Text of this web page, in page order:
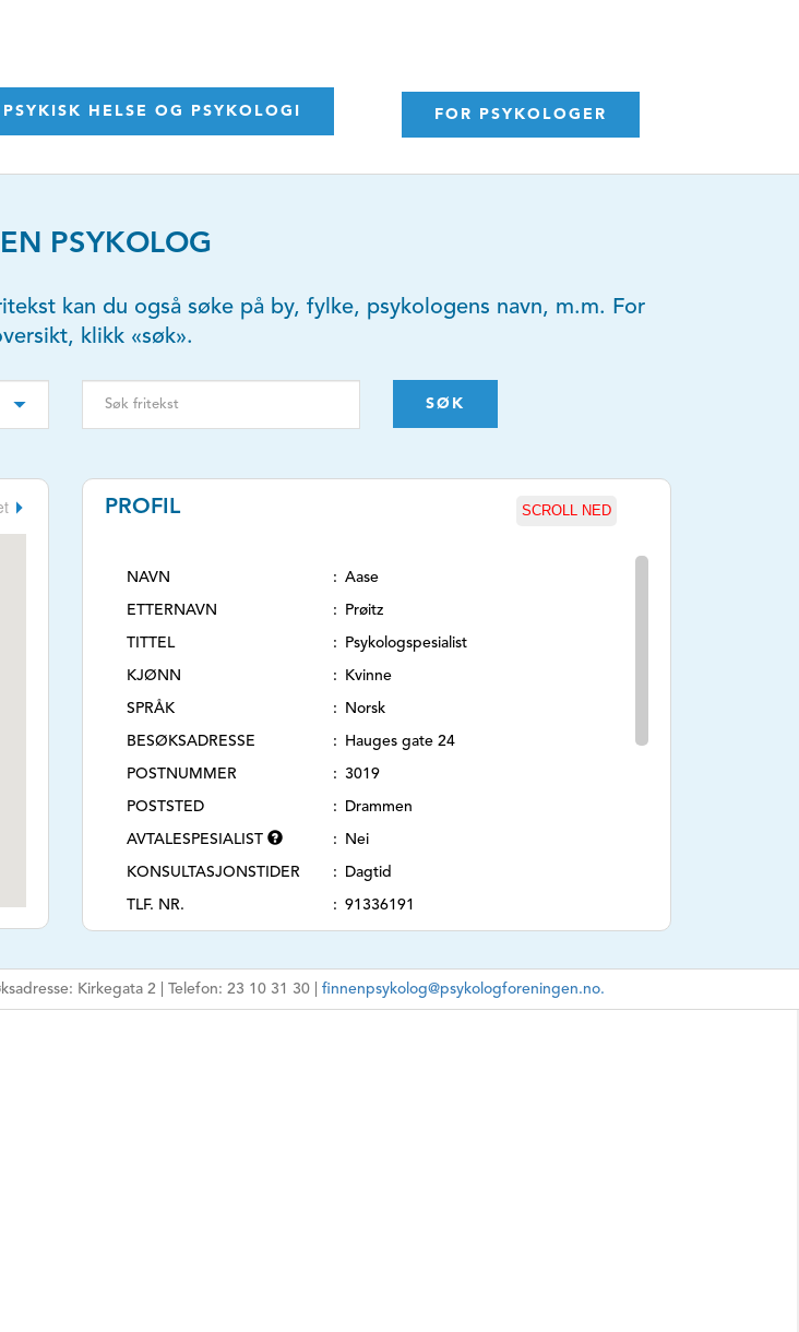
HELSE OG PSYKOLOGI FOR PSYKOLOGER
PSYKOLOG
kan du også søke på by, fylke, psykologens navn, m.m. For
klikk «søk».
SØK
PROFIL SCROLL NED
NAVN Aase
ETTERNAVN Prøitz
TITTEL Psykologspesialist
KJØNN Kvinne
SPRÅK Norsk
BESØKSADRESSE Hauges gate 24
POSTNUMMER 3019
POSTSTED Drammen
AVTALESPESIALIST Nei
KONSULTASJONSTIDER Dagtid
TLF. NR. 91336191
E-POSTADRESSE post@psykologproitz.no
Kirkegata 2 | Telefon: 23 10 31 30 | finnenpsykolog@psykologforeningen.no.